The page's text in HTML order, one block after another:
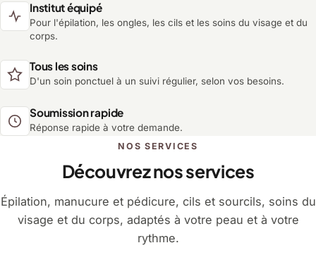
Institut équipé
Pour l'épilation, les ongles, les cils et les soins du visage et du
corps.
Tous les soins
D'un soin ponctuel à un suivi régulier, selon vos besoins.
Soumission rapide
Réponse rapide à votre demande.
NOS SERVICES
Découvrez nos services
Épilation, manucure et pédicure, cils et sourcils, soins du
visage et du corps, adaptés à votre peau et à votre
rythme.